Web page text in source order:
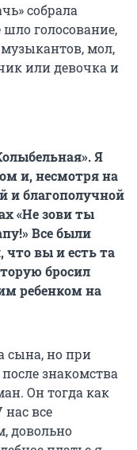
собрала
голосование,
мол,
или девочка и
Я
и, несмотря на
и благополучной
«Не зови ты
Все были
что вы и есть та
бросил
ребенком на
сына, но при
знакомства
Он тогда как
нас все
довольно